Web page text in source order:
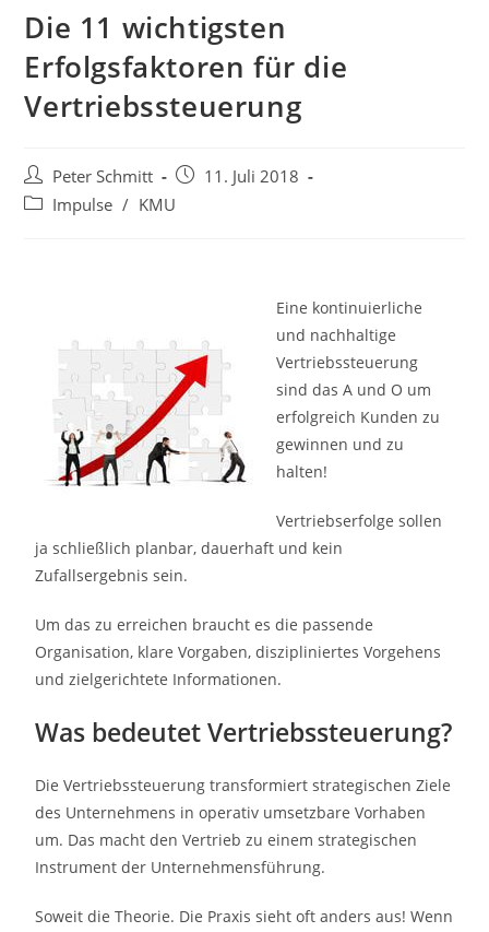
Die 11 wichtigsten
Erfolgsfaktoren für die
Vertriebssteuerung
Peter Schmitt
11. Juli 2018
Impulse / KMU
Eine kontinuierliche
und nachhaltige
Vertriebssteuerung
sind das A und O um
erfolgreich Kunden zu
gewinnen und zu
halten!
Vertriebserfolge sollen
ja schließlich planbar, dauerhaft und kein
Zufallsergebnis sein.
Um das zu erreichen braucht es die passende
Organisation, klare Vorgaben, diszipliniertes Vorgehens
und zielgerichtete Informationen.
Was bedeutet Vertriebssteuerung?
Die Vertriebssteuerung transformiert strategischen Ziele
des Unternehmens in operativ umsetzbare Vorhaben
um. Das macht den Vertrieb zu einem strategischen
Instrument der Unternehmensführung.
Soweit die Theorie. Die Praxis sieht oft anders aus! Wenn